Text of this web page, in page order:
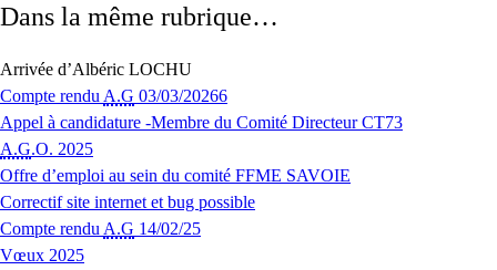
Dans la même rubrique…
Arrivée d’Albéric LOCHU
Compte rendu A.G 03/03/20266
Appel à candidature -Membre du Comité Directeur CT73
A.G.O. 2025
Offre d’emploi au sein du comité FFME SAVOIE
Correctif site internet et bug possible
Compte rendu A.G 14/02/25
Vœux 2025